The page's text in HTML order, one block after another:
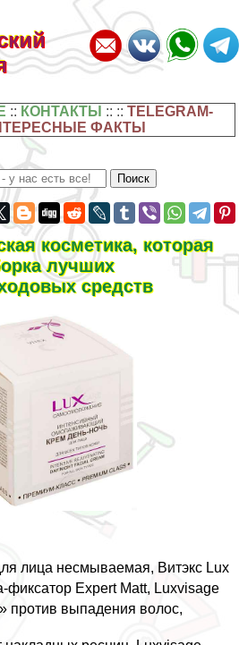
:: КОНТАКТЫ :: ::TELEGRAM-
ФАКТЫ
косметика, которая
лучших
средств
лица несмываемая, Витэкс Lux
фиксатор Expert Matt, Luxvisage
против выпадения волос,